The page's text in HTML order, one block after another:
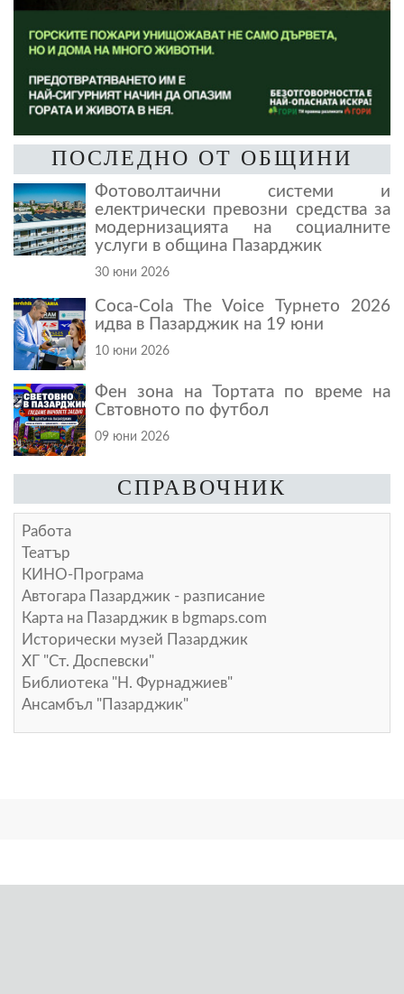
ПОСЛЕДНО ОТ ОБЩИНИ
Фотоволтаични системи и
електрически превозни средства за
модернизацията на социалните
услуги в община Пазарджик
30 юни 2026
Coca-Cola The Voice Турнето 2026
идва в Пазарджик на 19 юни
10 юни 2026
Фен зона на Тортата по време на
Свтовното по футбол
09 юни 2026
СПРАВОЧНИК
Работа
Театър
КИНО-Програма
Автогара Пазарджик - разписание
Карта на Пазарджик в bgmaps.com
Исторически музей Пазарджик
ХГ "Ст. Доспевски"
Библиотека "Н. Фурнаджиев"
Ансамбъл "Пазарджик"